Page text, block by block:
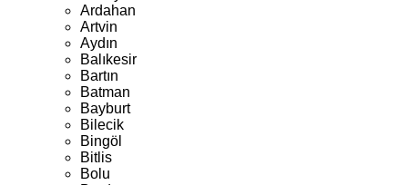
Ardahan
Artvin
Aydın
Balıkesir
Bartın
Batman
Bayburt
Bilecik
Bingöl
Bitlis
Bolu